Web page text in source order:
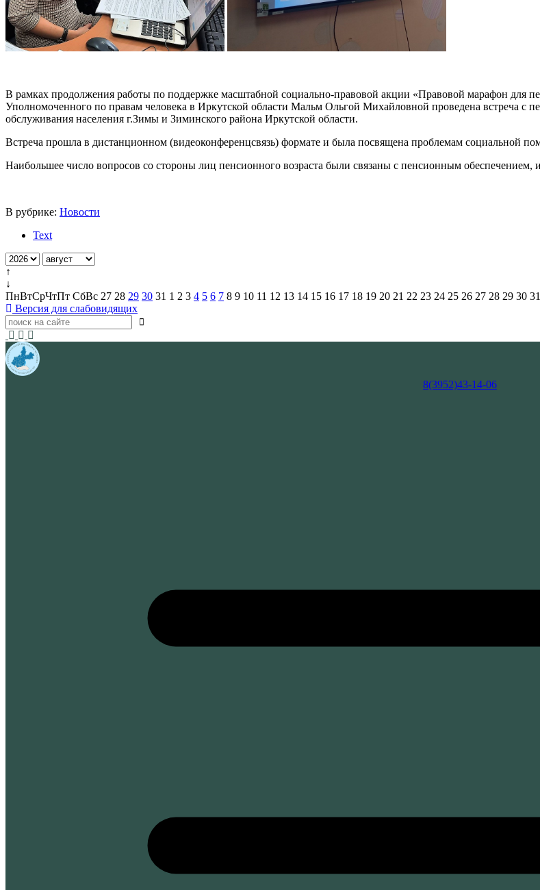
В рамках продолжения работы по поддержке масштабной социально-правовой акции «Правовой марафон для
Уполномоченного по правам человека в Иркутской области Мальм Ольгой Михайловной проведена встреча
обслуживания населения г.Зимы и Зиминского района Иркутской области.
Встреча прошла в дистанционном (видеоконференцсвязь) формате и была посвящена проблемам социальной
Наибольшее число вопросов со стороны лиц пенсионного возраста были связаны с пенсионным
В рубрике: Новости
Text
↑
↓
ПнВтСрЧтПт СбВс 27 28 29 30 31 1 2 3 4 5 6 7 8 9 10 11 12 13 14 15 16 17 18 19 20 21 22 23 24 25 26 27 28 29 30 31
Версия для слабовидящих
8(3952)43-14-06